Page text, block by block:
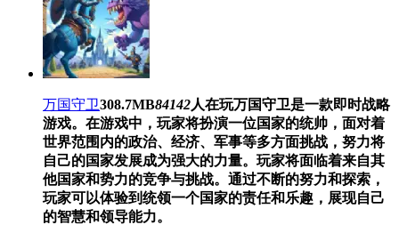
万国守卫308.7MB84142人在玩万国守卫是一款即时战略
游戏。在游戏中，玩家将扮演一位国家的统帅，面对着
世界范围内的政治、经济、军事等多方面挑战，努力将
自己的国家发展成为强大的力量。玩家将面临着来自其
他国家和势力的竞争与挑战。通过不断的努力和探索，
玩家可以体验到统领一个国家的责任和乐趣，展现自己
的智慧和领导能力。